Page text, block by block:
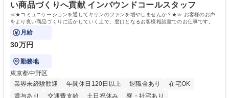
い商品づくりへ貢献 インバウンドコールスタッフ
≪★コミュニケーションを通してキリンのファンを増やしませんか？★≫ お客様のお声
をより良い商品づくりに活かしていく上で、窓口となるお客様相談室でのお仕事です。
月給
30万円
勤務地
東京都中野区
業界未経験歓迎
年間休日120日以上 退職金あり
在宅OK
賞与あり
交通費支給 土日祝休み 寮・社宅あり